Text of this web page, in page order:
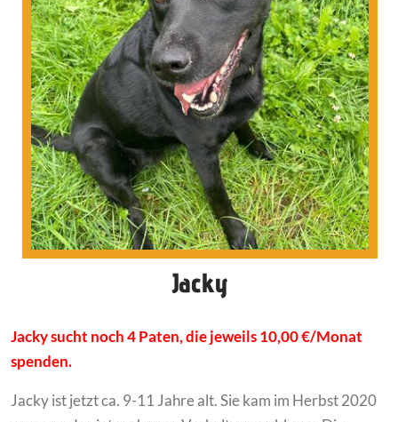
Jacky
Jacky sucht noch 4 Paten, die jeweils 10,00 €/Monat
spenden.
Jacky ist jetzt ca. 9-11 Jahre alt. Sie kam im Herbst 2020